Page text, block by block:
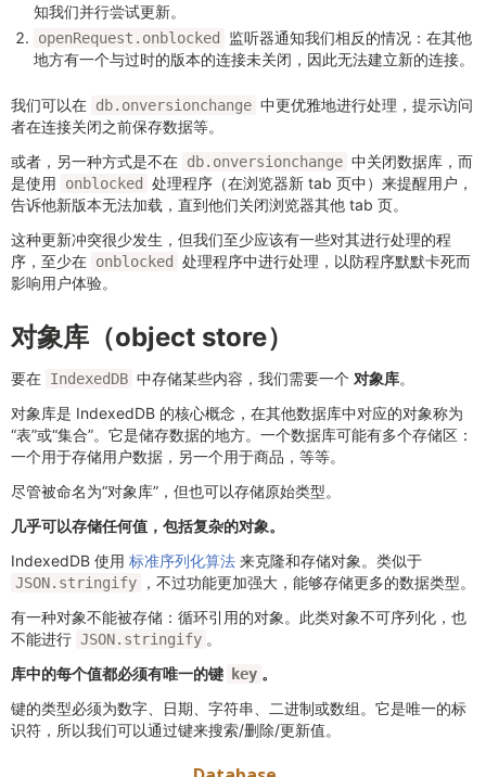
知我们并行尝试更新。
openRequest.onblocked
监听器通知我们相反的情况：在其他
地方有一个与过时的版本的连接未关闭，因此无法建立新的连接。
我们可以在 db.onversionchange 中更优雅地进行处理，提示访问
者在连接关闭之前保存数据等。
或者，另一种方式是不在 db.onversionchange 中关闭数据库，而
是使用
onblocked
处理程序（在浏览器新 tab 页中）来提醒用户，
告诉他新版本无法加载，直到他们关闭浏览器其他 tab 页。
这种更新冲突很少发生，但我们至少应该有一些对其进行处理的程
序，至少在 onblocked
处理程序中进行处理，以防程序默默卡死而
影响用户体验。
对象库（object store）
要在 IndexedDB 中存储某些内容，我们需要一个 对象库。
对象库是 IndexedDB 的核心概念，在其他数据库中对应的对象称为
“表”或“集合”。它是储存数据的地方。一个数据库可能有多个存储区：
一个用于存储用户数据，另一个用于商品，等等。
尽管被命名为“对象库”，但也可以存储原始类型。
几乎可以存储任何值，包括复杂的对象。
IndexedDB 使用 标准序列化算法 来克隆和存储对象。类似于
JSON.stringify
，不过功能更加强大，能够存储更多的数据类型。
有一种对象不能被存储：循环引用的对象。此类对象不可序列化，也
不能进行 JSON.stringify 。
库中的每个值都必须有唯一的键
key 。
键的类型必须为数字、日期、字符串、二进制或数组。它是唯一的标
识符，所以我们可以通过键来搜索/删除/更新值。